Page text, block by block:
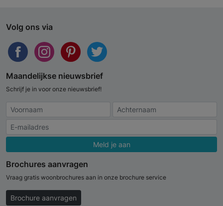
Volg ons via
Maandelijkse nieuwsbrief
Schrijf je in voor onze nieuwsbrief!
Meld je aan
Brochures aanvragen
Vraag gratis woonbrochures aan in onze brochure service
Brochure aanvragen